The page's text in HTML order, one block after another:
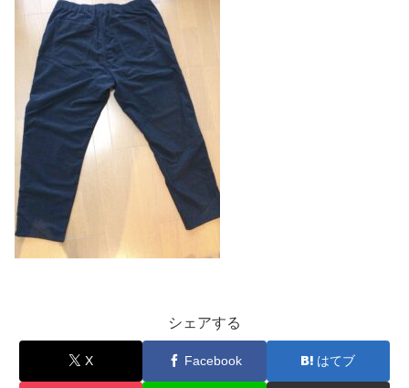
シェアする
X Facebook はてブ